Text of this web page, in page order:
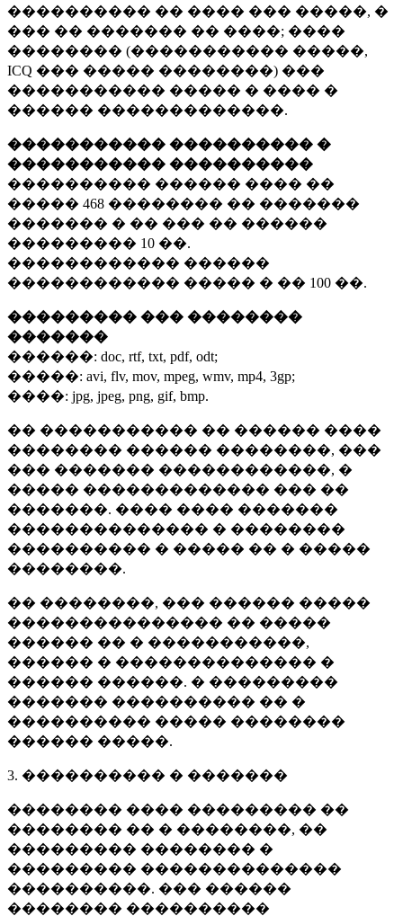
���������� �� ���� ��� �����, �
��� �� ������� �� ����; ����
�������� (����������� �����,
ICQ ��� ����� ��������) ���
����������� ����� � ���� �
������ �������������.
����������� ���������� �
����������� ����������
���������� ������ ���� ��
����� 468 �������� �� �������
������� � �� ��� �� ������
��������� 10 ��.
������������ ������
������������ ����� � �� 100 ��.
��������� ��� ��������
�������
������: doc, rtf, txt, pdf, odt;
�����: avi, flv, mov, mpeg, wmv, mp4, 3gp;
����: jpg, jpeg, png, gif, bmp.
�� ����������� �� ������ ����
�������� ������ ��������, ���
��� ������� ������������, �
����� ������������� ��� ��
�������. ���� ���� �������
�������������� � ��������
���������� � ����� �� � �����
��������.
�� ��������, ��� ������ �����
��������������� �� �����
������ �� � �����������,
������ � �������������� �
������ ������. � ���������
������� ���������� �� �
���������� ����� ��������
������ �����.
3. ���������� � �������
�������� ���� ��������� ��
�������� �� � ��������, ��
��������� �������� �
��������� ��������������
����������. ��� ������
�������� ����������